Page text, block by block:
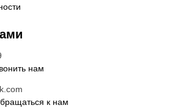
нам
к нам